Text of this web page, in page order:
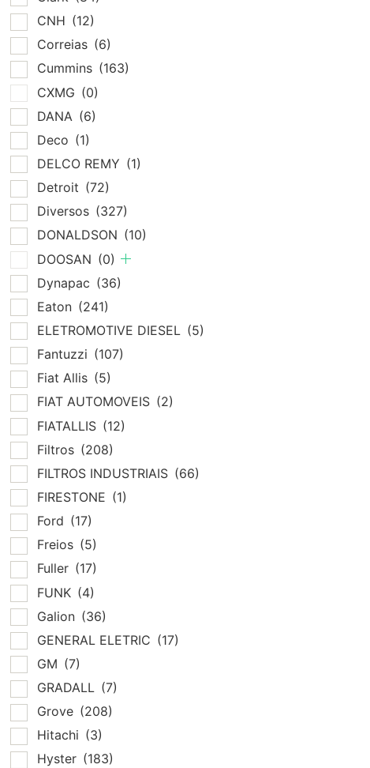
CNH (12)
Correias (6)
Cummins (163)
CXMG (0)
DANA (6)
Deco (1)
DELCO REMY (1)
Detroit (72)
Diversos (327)
DONALDSON (10)
DOOSAN (0)
Dynapac (36)
Eaton (241)
ELETROMOTIVE DIESEL (5)
Fantuzzi (107)
Fiat Allis (5)
FIAT AUTOMOVEIS (2)
FIATALLIS (12)
Filtros (208)
FILTROS INDUSTRIAIS (66)
FIRESTONE (1)
Ford (17)
Freios (5)
Fuller (17)
FUNK (4)
Galion (36)
GENERAL ELETRIC (17)
GM (7)
GRADALL (7)
Grove (208)
Hitachi (3)
Hyster (183)